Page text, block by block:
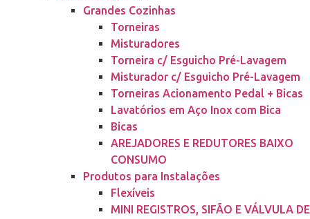
Grandes Cozinhas
Torneiras
Misturadores
Torneira c/ Esguicho Pré-Lavagem
Misturador c/ Esguicho Pré-Lavagem
Torneiras Acionamento Pedal + Bicas
Lavatórios em Aço Inox com Bica
Bicas
AREJADORES E REDUTORES BAIXO
CONSUMO
Produtos para Instalações
Flexíveis
MINI REGISTROS, SIFÃO E VÁLVULA DE